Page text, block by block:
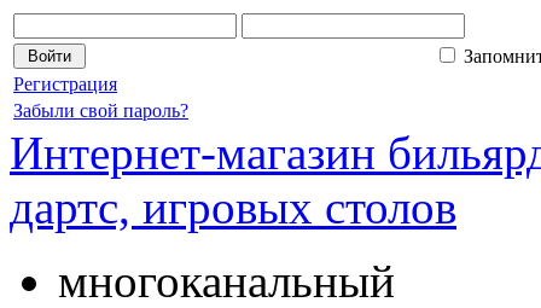
Регистрация
Забыли свой пароль?
Интернет-магазин
дартс, игровых столов
многоканальный